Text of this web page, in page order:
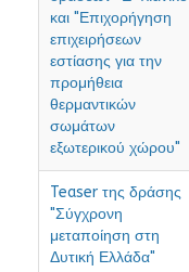
και "Επιχορήγηση
επιχειρήσεων
εστίασης για την
προμήθεια
θερμαντικών
σωμάτων
εξωτερικού χώρου"
Teaser της δράσης
"Σύγχρονη
μεταποίηση στη
Δυτική Ελλάδα"